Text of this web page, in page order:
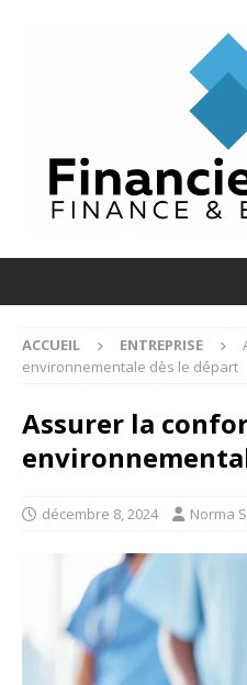
ACCUEIL ENTREPRISE
environnementale dès le départ
Assurer la
décembre 8, 2024 Norma